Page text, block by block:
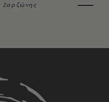
Ζαρζώνης